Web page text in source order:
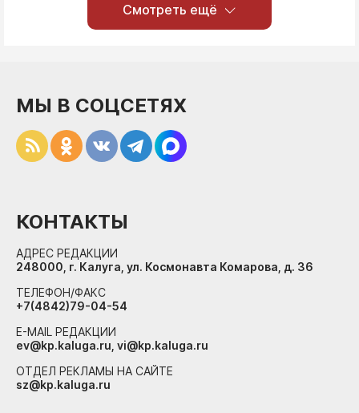
Смотреть ещё
МЫ В СОЦСЕТЯХ
КОНТАКТЫ
АДРЕС РЕДАКЦИИ
248000, г. Калуга, ул. Космонавта Комарова, д. 36
ТЕЛЕФОН/ФАКС
+7(4842)79-04-54
E-MAIL РЕДАКЦИИ
ev@kp.kaluga.ru, vi@kp.kaluga.ru
ОТДЕЛ РЕКЛАМЫ НА САЙТЕ
sz@kp.kaluga.ru